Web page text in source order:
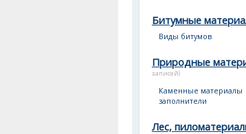
Битумные
Виды битумов
Природные
записей)
Каменные материалы
заполнители
Лес,